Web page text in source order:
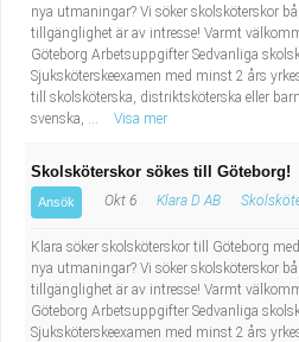
nya utmaningar? Vi söker skolsköterskor
tillgänglighet är av intresse! Varmt
Göteborg Arbetsuppgifter Sedvanliga
Sjuksköterskeexamen med minst 2 års
till skolsköterska, distriktsköterska eller
svenska, ...
Visa mer
Skolsköterskor sökes till Göteborg!
Ansök Okt 6 Klara D AB
Klara söker skolsköterskor till Göteborg
nya utmaningar? Vi söker skolsköterskor
tillgänglighet är av intresse! Varmt
Göteborg Arbetsuppgifter Sedvanliga
Sjuksköterskeexamen med minst 2 års